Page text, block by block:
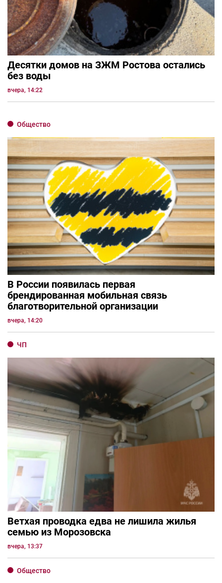
Десятки домов на ЗЖМ Ростова остались
без воды
вчера, 14:22
Общество
В России появилась первая
брендированная мобильная связь
благотворительной организации
вчера, 14:20
ЧП
Ветхая проводка едва не лишила жилья
семью из Морозовска
вчера, 13:37
Общество